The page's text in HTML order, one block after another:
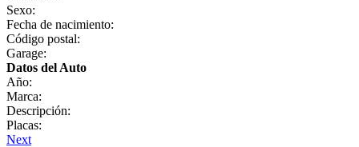
Sexo:
Fecha de nacimiento:
Código postal:
Garage:
Datos del Auto
Año:
Marca:
Descripción:
Placas:
Next